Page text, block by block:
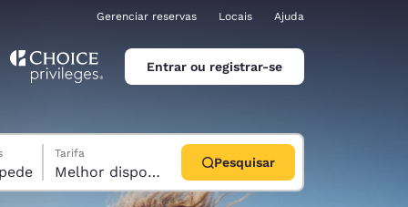
Gerenciar reservas Locais Ajuda
Entrar ou registrar-se
Tarifa
Melhor disponível
Pesquisar